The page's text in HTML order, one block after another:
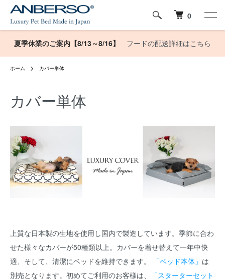
0
夏季休業のご案内【8/13～8/16】 フードの配送詳細はこちら
ホーム カバー単体
カバー単体
上質な日本製の生地を使用し国内で製造しています。季節に合わ
せた様々なカバーが50種類以上。カバーを着せ替えて一年中快
適、そして、清潔にベッドを維持できます。
「ベッド本体」 は
別売となります。初めてご利用のお客様は、
「スターターセット